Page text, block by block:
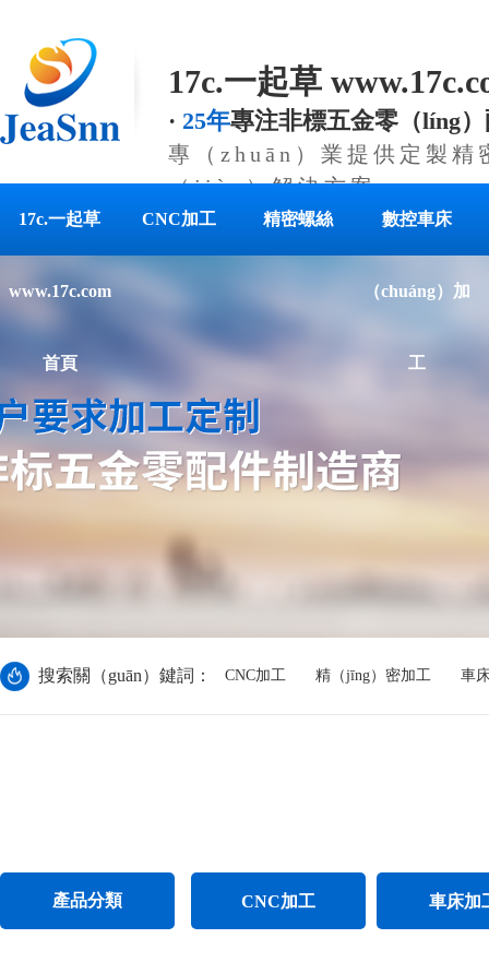
17c.一起草
· 25年專注非標五金零（líng
專（zhuān）業提供定製精
（jiàn）解決方案
17c.一起草
www.17c.com
首頁
CNC加工 精密螺絲 數控車床
（chuáng）加
工
搜索關（guān）鍵詞： CNC加工 精（jīng）密加工 車
產品分類 CNC加工 車床加